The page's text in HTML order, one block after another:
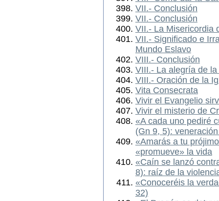
VII.- Conclusión
VII.- Conclusión
VII.- La Misericordia
VII.- Significado e
Mundo Eslavo
VIII.- Conclusión
VIII.- La alegría de
VIII.- Oración de la
Vita Consecrata
Vivir el Evangelio
Vivir el misterio de
«A cada uno pediré
(Gn 9, 5):
«Amarás a tu
«promueve» la vida
«Caín se lanzó
8): raíz de la
«Conoceréis la
32)